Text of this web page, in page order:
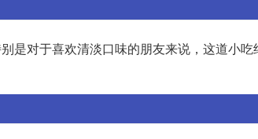
是对于喜欢清淡口味的朋友来说，这道小